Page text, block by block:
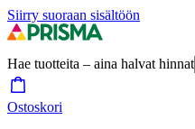
Siirry suoraan sisältöön
Hae tuotteita – aina halvat hinnat
Ostoskori